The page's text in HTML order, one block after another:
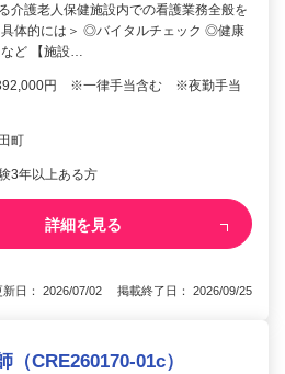
介護老人保健施設内での看護業務全般を
具体的には＞ ◎バイタルチェック ◎健康
ど 【施設…
392,000円 ※一律手当含む ※夜勤手当
町
年以上ある方
詳細を見る
新日： 2026/07/02 掲載終了日： 2026/09/25
（CRE260170-01c）